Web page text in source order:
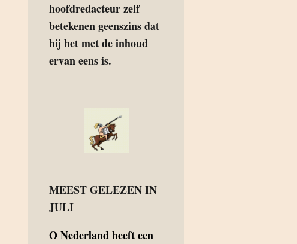
hoofdredacteur zelf
betekenen geenszins dat
hij het met de inhoud
ervan eens is.
MEEST GELEZEN IN
JULI
ONederland heeft een